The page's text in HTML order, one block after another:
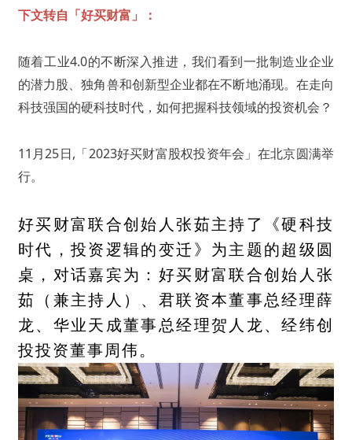
下文转自「好买财富」：
随着工业4.0的不断深入推进，我们看到一批制造业企业
的潜力股、独角兽和创新型企业都在不断地涌现。在走向
科技强国的硬科技时代，如何把握科技领域的投资机会？
11月25日,「2023好买财富股权投资年会」在北京圆满举
行。
好买财富联合创始人张茹主持了《硬科技
时代，投资逻辑的变迁》为主题的超级圆
桌，对话嘉宾为：好买财富联合创始人张
茹（兼主持人）、君联资本董事总经理薛
龙、华业天成董事总经理贺人龙、经纬创
投投资董事周伟。